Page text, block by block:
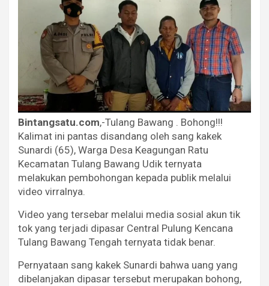
Bintangsatu.com,-Tulang Bawang . Bohong!!!
Kalimat ini pantas disandang oleh sang kakek
Sunardi (65), Warga Desa Keagungan Ratu
Kecamatan Tulang Bawang Udik ternyata
melakukan pembohongan kepada publik melalui
video virralnya.
Video yang tersebar melalui media sosial akun tik
tok yang terjadi dipasar Central Pulung Kencana
Tulang Bawang Tengah ternyata tidak benar.
Pernyataan sang kakek Sunardi bahwa uang yang
dibelanjakan dipasar tersebut merupakan bohong,